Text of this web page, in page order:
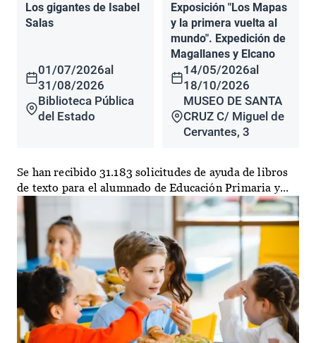
Los gigantes de Isabel
Salas
01/07/2026al
31/08/2026
Biblioteca Pública
del Estado
Exposición "Los Mapas
y la primera vuelta al
mundo". Expedición de
Magallanes y Elcano
14/05/2026al
18/10/2026
MUSEO DE SANTA
CRUZ C/ Miguel de
Cervantes, 3
Se han recibido 31.183 solicitudes de ayuda de libros
de texto para el alumnado de Educación Primaria y...